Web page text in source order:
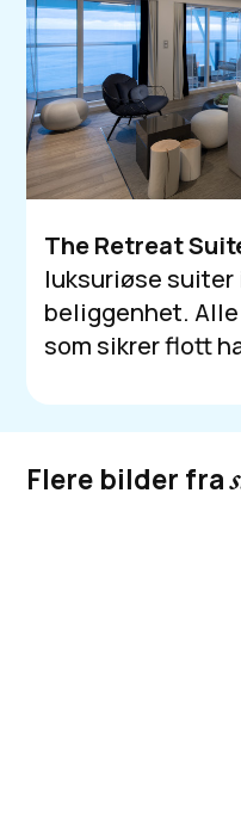
The Retreat
luksuriøse suiter
beliggenhet.
som sikrer flott
Flere bilder fra